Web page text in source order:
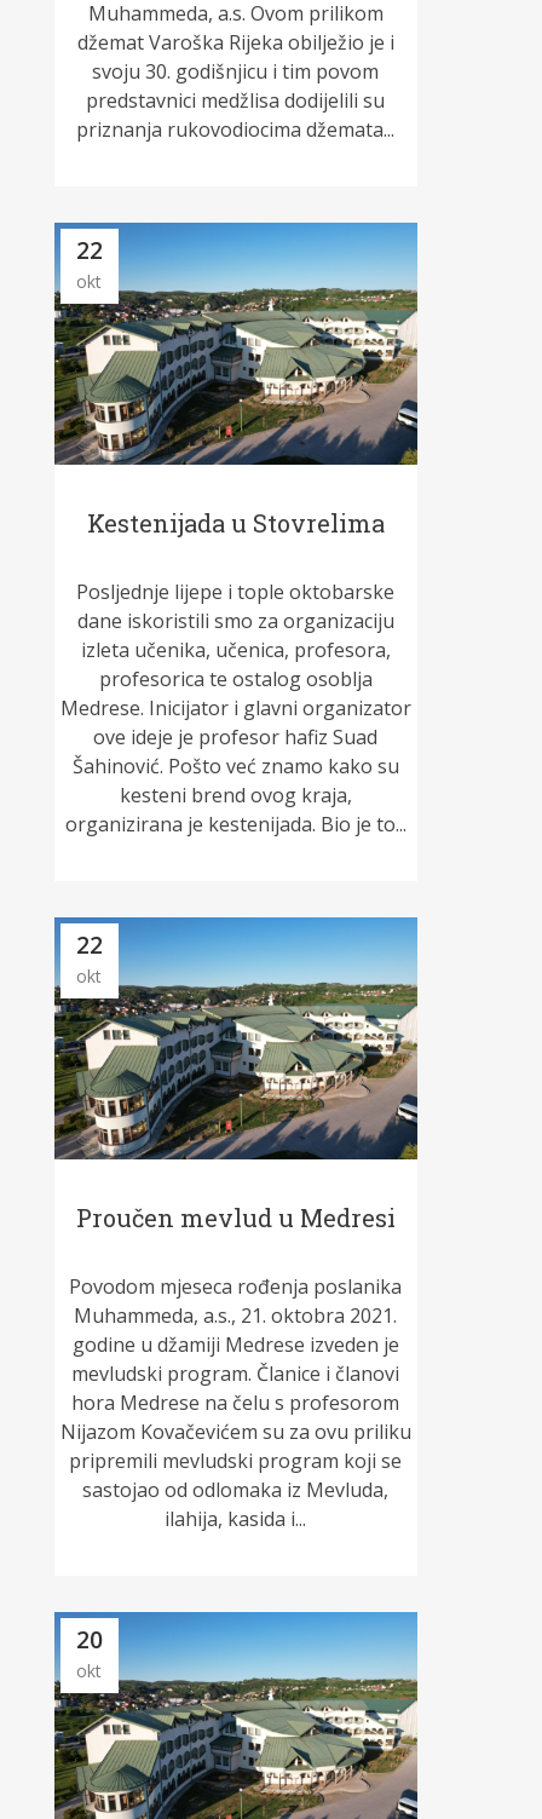
Muhammeda, a.s. Ovom prilikom
džemat Varoška Rijeka obilježio je i
svoju 30. godišnjicu i tim povom
predstavnici medžlisa dodijelili su
priznanja rukovodiocima džemata...
22
okt
Kestenijada u Stovrelima
Posljednje lijepe i tople oktobarske
dane iskoristili smo za organizaciju
izleta učenika, učenica, profesora,
profesorica te ostalog osoblja
Medrese. Inicijator i glavni organizator
ove ideje je profesor hafiz Suad
Šahinović. Pošto već znamo kako su
kesteni brend ovog kraja,
organizirana je kestenijada. Bio je to...
22
okt
Proučen mevlud u Medresi
Povodom mjeseca rođenja poslanika
Muhammeda, a.s., 21. oktobra 2021.
godine u džamiji Medrese izveden je
mevludski program. Članice i članovi
hora Medrese na čelu s profesorom
Nijazom Kovačevićem su za ovu priliku
pripremili mevludski program koji se
sastojao od odlomaka iz Mevluda,
ilahija, kasida i...
20
okt